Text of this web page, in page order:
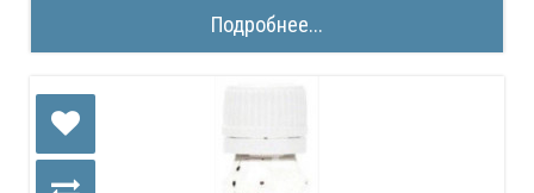
Подробнее...